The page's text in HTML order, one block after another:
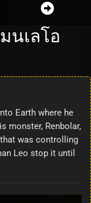
นเลโอ
Earth where he
monster, Renbolar,
was controlling
Leo stop it until